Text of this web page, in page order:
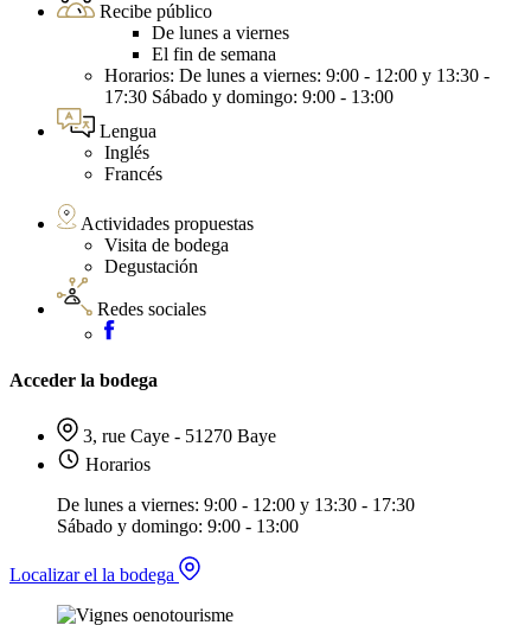
Recibe público
De lunes a viernes
El fin de semana
Horarios: De lunes a viernes: 9:00 - 12:00 y 13:30 -
17:30 Sábado y domingo: 9:00 - 13:00
Lengua
Inglés
Francés
Actividades propuestas
Visita de bodega
Degustación
Redes sociales
Acceder la bodega
3, rue Caye - 51270 Baye
Horarios
De lunes a viernes: 9:00 - 12:00 y 13:30 - 17:30
Sábado y domingo: 9:00 - 13:00
Localizar el la bodega